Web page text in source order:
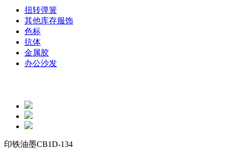
扭转弹簧
其他库存服饰
色标
抗体
金属胶
办公沙发
印铁油墨CB1D-134